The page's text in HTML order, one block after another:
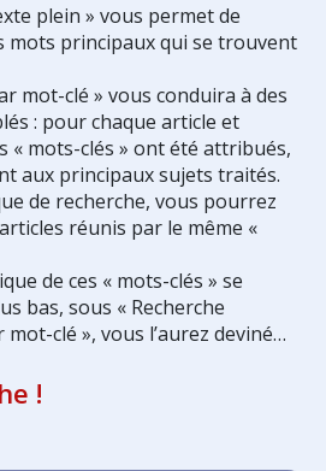
plein » vous permet de
mots principaux qui se trouvent
mot-clé » vous conduira à des
: pour chaque article et
« mots-clés » ont été attribués,
aux principaux sujets traités.
de recherche, vous pourrez
réunis par le même «
de ces « mots-clés » se
bas, sous « Recherche
clé », vous l’aurez deviné…
!